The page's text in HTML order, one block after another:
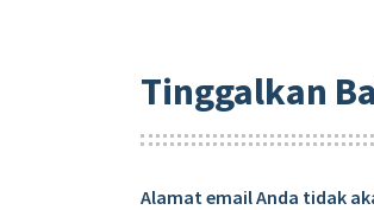
Tinggalkan
Alamat email Anda tidak